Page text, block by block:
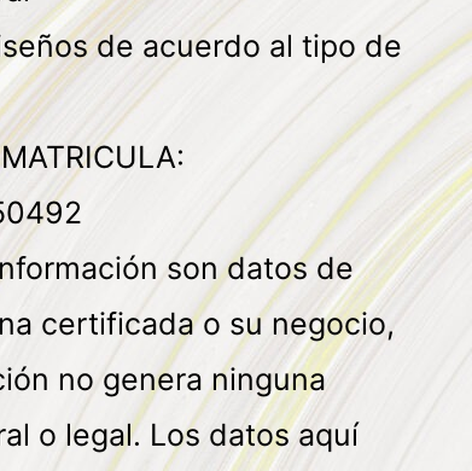
de acuerdo al tipo de
son datos de
certificada o su negocio,
no genera ninguna
o legal. Los datos aquí